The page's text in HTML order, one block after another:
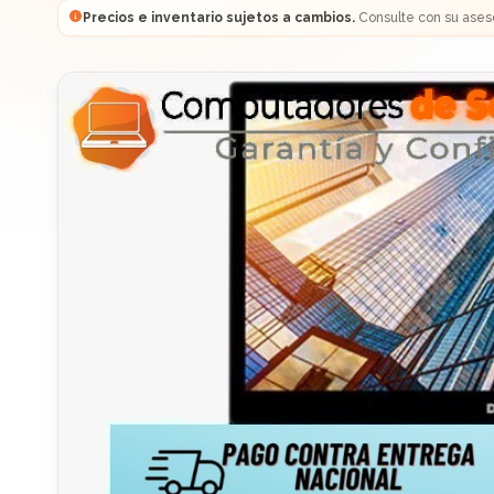
Precios e inventario sujetos a cambios.Consulte con su